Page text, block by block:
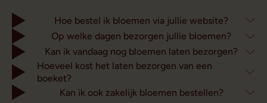
Hoe bestel ik bloemen via jullie website?
Op welke dagen bezorgen jullie bloemen?
Kan ik vandaag nog bloemen laten bezorgen?
Hoeveel kost het laten bezorgen van een
boeket?
Kan ik ook zakelijk bloemen bestellen?